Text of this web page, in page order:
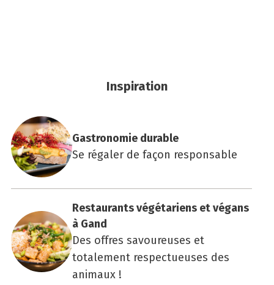
Inspiration
Gas­tro­no­mie durable
Se régaler de façon responsable
Res­tau­rants végé­ta­riens et végans
à Gand
Des offres savoureuses et
totalement respectueuses des
animaux !